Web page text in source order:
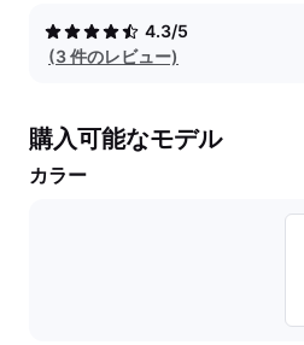
4.3/5
(3 件のレビュー)
購入可能なモデル
カラー